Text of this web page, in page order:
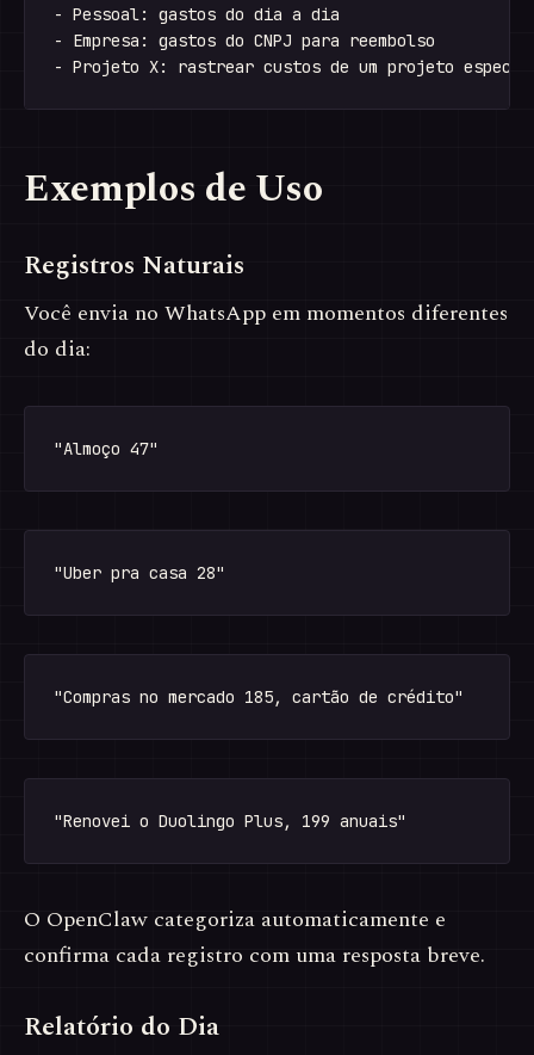
- Pessoal: gastos do dia a dia
- Empresa: gastos do CNPJ para reembolso
Exemplos de Uso
Registros Naturais
Você envia no WhatsApp em momentos diferentes
do dia:
O OpenClaw categoriza automaticamente e
confirma cada registro com uma resposta breve.
Relatório do Dia